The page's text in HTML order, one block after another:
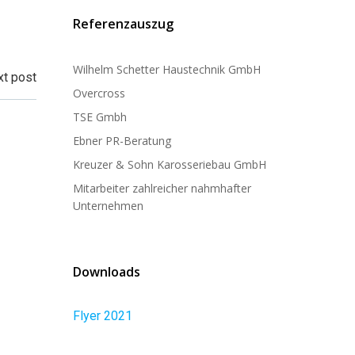
post
Referenzauszug
Wilhelm Schetter Haustechnik GmbH
Overcross
TSE Gmbh
Ebner PR-Beratung
Kreuzer & Sohn Karosseriebau GmbH
Mitarbeiter zahlreicher nahmhafter
Unternehmen
Downloads
Flyer 2021